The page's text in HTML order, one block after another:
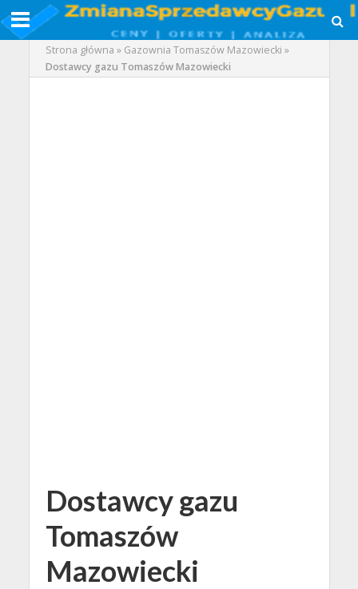
Strona główna » Gazownia Tomaszów Mazowiecki »
Dostawcy gazu Tomaszów Mazowiecki
Dostawcy gazu
Tomaszów
Mazowiecki